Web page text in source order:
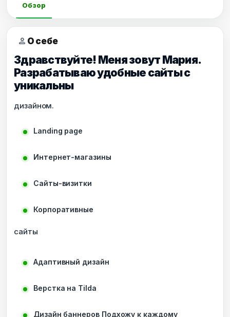
Обзор
person О себе
Здравствуйте! Меня зовут Мария.
Разрабатываю удобные сайты с
уникальны
дизайном.
Landing page
Интернет-магазины
Сайты-визитки
Корпоративные
сайты
Адаптивный дизайн
Верстка на Tilda
Дизайн баннеров Подхожу к каждому